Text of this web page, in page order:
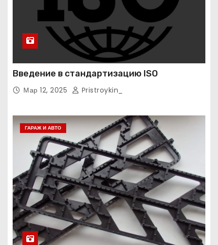
Введение в стандартизацию ISO
Мар 12, 2025 Pristroykin_
ГАРАЖ И АВТО